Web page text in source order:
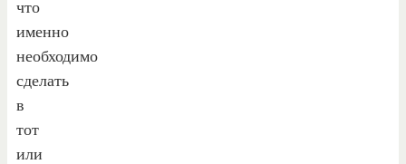
что
именно
необходимо
сделать
в
тот
или